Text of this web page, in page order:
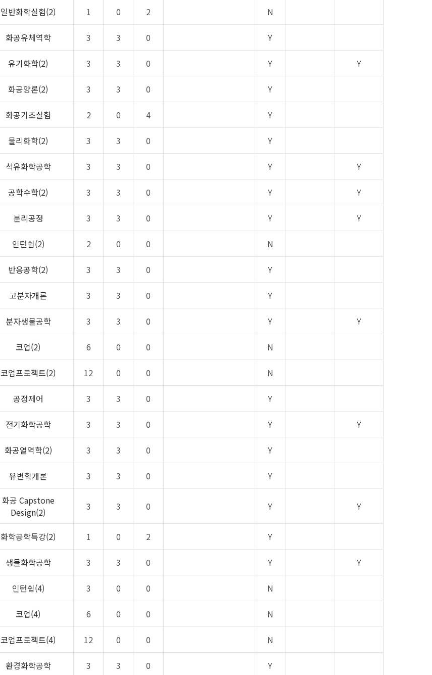
일반화학실험(2) 1 0 2 N
화공유체역학 3 3 0 Y
유기화학(2) 3 3 0 Y Y
화공양론(2) 3 3 0 Y
화공기초실험 2 0 4 Y
물리화학(2) 3 3 0 Y
석유화학공학 3 3 0 Y Y
공학수학(2) 3 3 0 Y Y
분리공정 3 3 0 Y Y
인턴쉽(2) 2 0 0 N
반응공학(2) 3 3 0 Y
고분자개론 3 3 0 Y
분자생물공학 3 3 0 Y Y
코업(2) 6 0 0 N
코업프로젝트(2) 12 0 0 N
공정제어 3 3 0 Y
전기화학공학 3 3 0 Y Y
화공열역학(2) 3 3 0 Y
유변학개론 3 3 0 Y
화공 Capstone
Design(2)
3 3 0 Y Y
화학공학특강(2) 1 0 2 Y
생물화학공학 3 3 0 Y Y
인턴쉽(4) 3 0 0 N
코업(4) 6 0 0 N
코업프로젝트(4) 12 0 0 N
환경화학공학 3 3 0 Y